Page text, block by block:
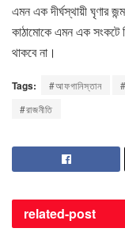
এমন এক দীর্ঘস্থায়ী ঘৃণার
কাঠামোকে এমন এক সংকটে
থাকবে না।
Tags: #আফগানিস্তান
#রাজনীতি
related-post